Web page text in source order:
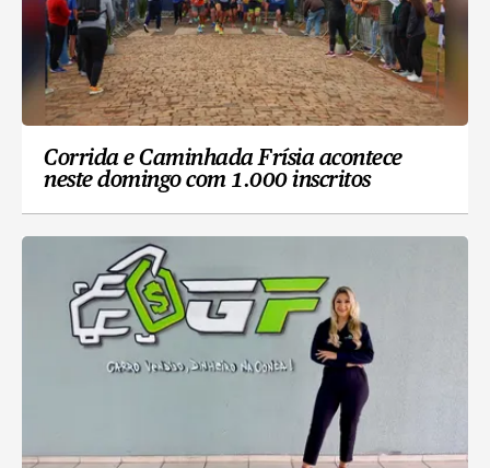
Corrida e Caminhada Frísia acontece
neste domingo com 1.000 inscritos